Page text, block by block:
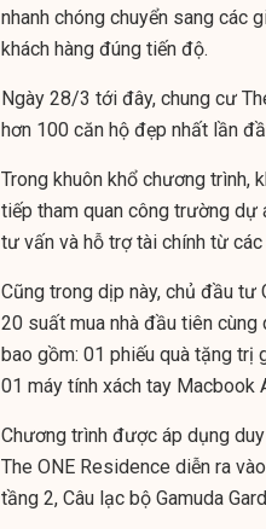
nhanh chóng chuyển sang các
khách hàng đúng tiến độ.
Ngày 28/3 tới đây, chung cư
hơn 100 căn hộ đẹp nhất lần
Trong khuôn khổ chương trình,
tiếp tham quan công trường dự
tư vấn và hỗ trợ tài chính từ các
Cũng trong dịp này, chủ đầu tư
20 suất mua nhà đầu tiên
bao gồm: 01 phiếu quà tặng trị
01 máy tính xách tay Macbook
Chương trình được áp dụng
The ONE Residence diễn ra
tầng 2, Câu lạc bộ Gamuda